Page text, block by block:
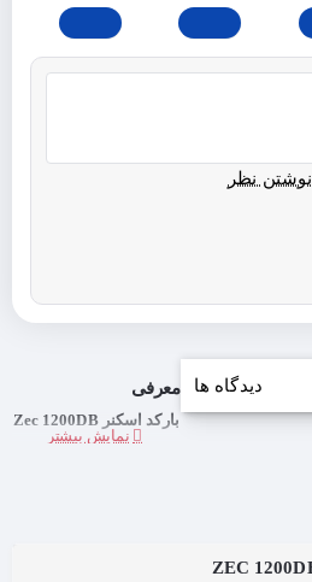
نوشتن نظر
دیدگاه ها معرفی
بارکد اسکنر Zec 1200DB